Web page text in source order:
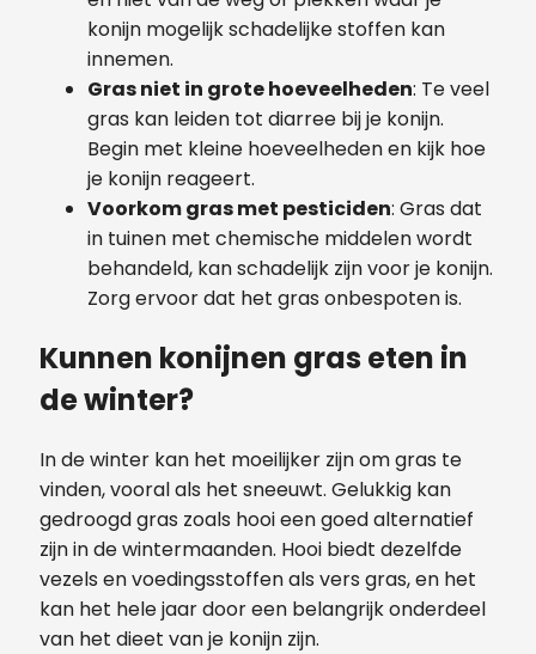
konijn mogelijk schadelijke stoffen kan
innemen.
Gras niet in grote hoeveelheden: Te veel
gras kan leiden tot diarree bij je konijn.
Begin met kleine hoeveelheden en kijk hoe
je konijn reageert.
Voorkom gras met pesticiden: Gras dat
in tuinen met chemische middelen wordt
behandeld, kan schadelijk zijn voor je konijn.
Zorg ervoor dat het gras onbespoten is.
Kunnen konijnen gras eten in
de winter?
In de winter kan het moeilijker zijn om gras te
vinden, vooral als het sneeuwt. Gelukkig kan
gedroogd gras zoals hooi een goed alternatief
zijn in de wintermaanden. Hooi biedt dezelfde
vezels en voedingsstoffen als vers gras, en het
kan het hele jaar door een belangrijk onderdeel
van het dieet van je konijn zijn.